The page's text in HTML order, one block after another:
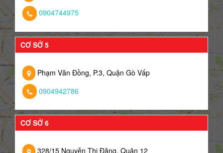
0904744975
CƠ SỞ 5
Phạm Văn Đồng, P.3, Quận Gò Vấp
0904942786
CƠ SỞ 6
328/15 Nguyễn Thị Đặng, Quận 12